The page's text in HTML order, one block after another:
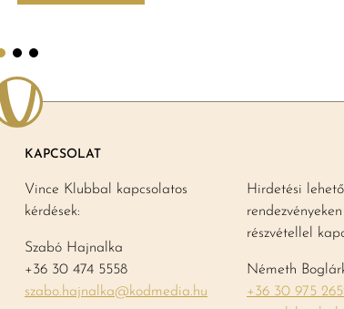
KAPCSOLAT
Vince Klubbal kapcsolatos
kérdések:
Szabó Hajnalka
+36 30 474 5558
szabo.hajnalka@kodmedia.hu
Hirdetési
részvétellel
Németh
+36 30 975